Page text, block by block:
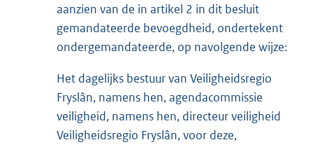
aanzien van de in artikel 2 in dit besluit
gemandateerde bevoegdheid, ondertekent
ondergemandateerde, op navolgende wijze:
Het dagelijks bestuur van Veiligheidsregio
Fryslân, namens hen, agendacommissie
veiligheid, namens hen, directeur veiligheid
Veiligheidsregio Fryslân, voor deze,